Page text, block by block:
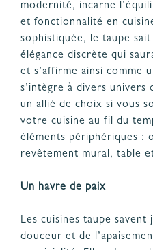
modernité, incarne
et fonctionnalité en
sophistiquée, le taupe
élégance discrète qui
et s’affirme ainsi comme
s’intègre à divers
un allié de choix si vous
votre cuisine au fil du
éléments périphériques :
revêtement mural, table
Un havre de paix
Les cuisines taupe
douceur et de